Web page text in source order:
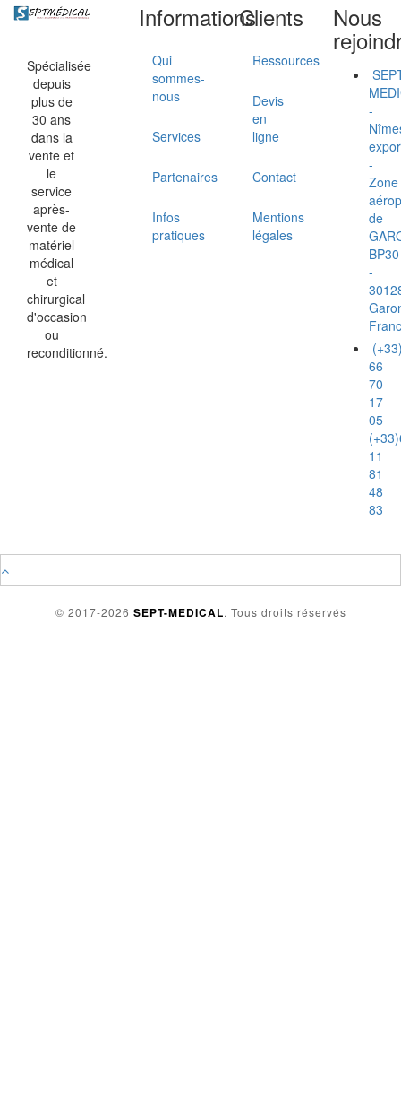
Spécialisée
depuis
plus de
30 ans
dans la
vente et
le
service
après-
vente de
matériel
médical
et
chirurgical
d'occasion
ou
reconditionné.
Informations
Qui
sommes-
nous
Services
Partenaires
Infos
pratiques
Clients
Ressources
Devis
en
ligne
Contact
Mentions
légales
Nous
-
-
Zone
de
BP30
-
66
70
17
05
11
81
48
83
© 2017-2026 SEPT-MEDICAL. Tous droits réservés